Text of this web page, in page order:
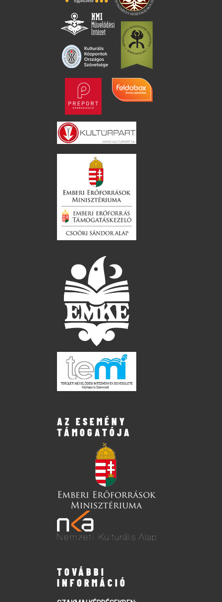
AZ ESEMÉNY
TÁMOGATÓJA
TOVÁBBI
INFORMÁCIÓ